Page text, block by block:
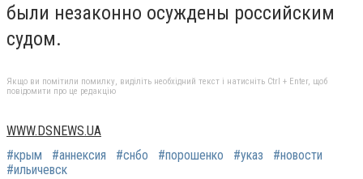
были незаконно осуждены российским
судом.
Якщо ви помітили помилку, виділіть необхідний текст і натисніть Ctrl + Enter, щоб
повідомити про це редакцію
WWW.DSNEWS.UA
#крым
#аннексия #снбо #порошенко #указ
#новости
#ильичевск